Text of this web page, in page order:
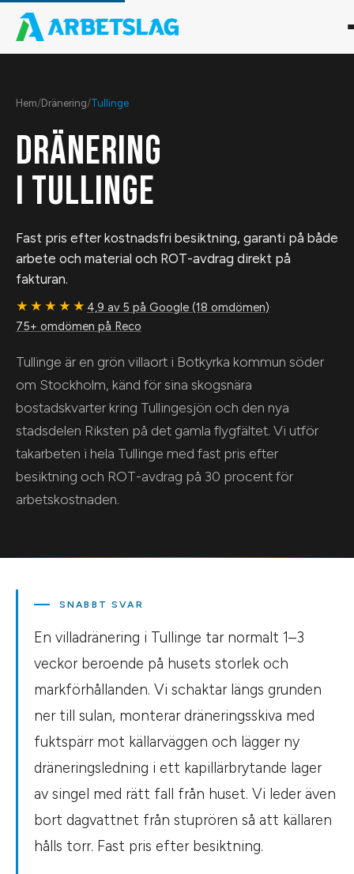
Hem/Dränering/Tullinge
DRÄNERING
I TULLINGE
Fast pris efter kostnadsfri besiktning, garanti på både
arbete och material och ROT-avdrag direkt på
fakturan.
★★★★★ 4,9 av 5 på Google (18 omdömen)·
75+ omdömen på Reco
Tullinge är en grön villaort i Botkyrka kommun söder
om Stockholm, känd för sina skogsnära
bostadskvarter kring Tullingesjön och den nya
stadsdelen Riksten på det gamla flygfältet. Vi utför
takarbeten i hela Tullinge med fast pris efter
besiktning och ROT-avdrag på 30 procent för
arbetskostnaden.
SNABBT SVAR
En villadränering i Tullinge tar normalt 1–3
veckor beroende på husets storlek och
markförhållanden. Vi schaktar längs grunden
ner till sulan, monterar dräneringsskiva med
fuktspärr mot källarväggen och lägger ny
dräneringsledning i ett kapillärbrytande lager
av singel med rätt fall från huset. Vi leder även
bort dagvattnet från stuprören så att källaren
hålls torr. Fast pris efter besiktning.